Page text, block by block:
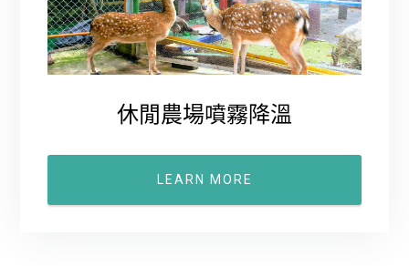
休閒農場噴霧降溫
LEARN MORE